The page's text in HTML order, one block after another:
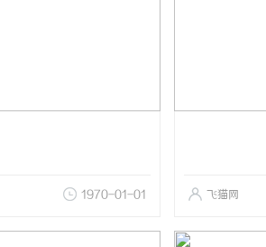
1970-01-01 飞猫网